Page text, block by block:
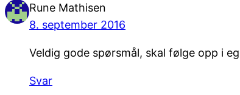
Rune Mathisen
8. september 2016
Veldig gode spørsmål, skal følge opp i
Svar